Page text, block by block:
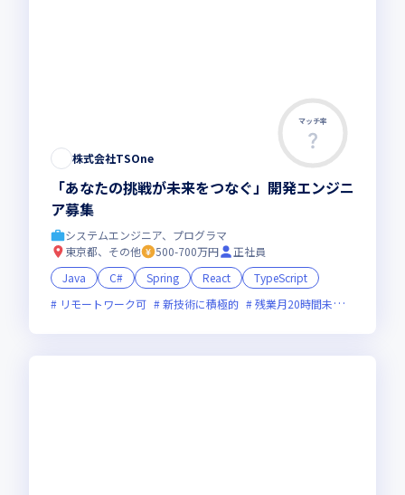
マッチ率
株式会社TSOne
「あなたの挑戦が未来をつなぐ」開発エンジニ
ア募集
システムエンジニア、プログラマ
東京都、その他
500-700万円
正社員
Java
C# Spring React
TypeScript
リモートワーク可
新技術に積極的 残業月20時間未満